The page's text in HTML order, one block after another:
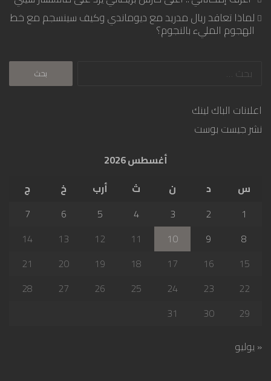
لماذا تعاقد ريال مدريد مع ديوماندي وكيف سينسجم مع خط
الهجوم المليء بالنجوم؟
البحث
اعلانات الباك لينك
نشر جيست بوست
أغسطس 2026
س
د ن ث أرب خ
ج
1
2
3
4
5
6
7
8
9
10
11
12
13
14
15
16
17
18
19
20
21
22
23
24
25
26
27
28
29
30
31
« يوليو